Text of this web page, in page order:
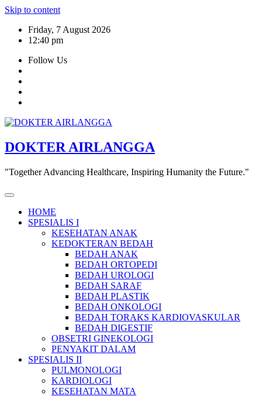
Skip to content
Friday, 7 August 2026
12:40 pm
Follow Us
DOKTER AIRLANGGA
"Together Advancing Healthcare, Inspiring Humanity the Future."
HOME
SPESIALIS I
KESEHATAN ANAK
KEDOKTERAN BEDAH
BEDAH ANAK
BEDAH ORTOPEDI
BEDAH UROLOGI
BEDAH SARAF
BEDAH PLASTIK
BEDAH ONKOLOGI
BEDAH TORAKS KARDIOVASKULAR
BEDAH DIGESTIF
OBSETRI GINEKOLOGI
PENYAKIT DALAM
SPESIALIS II
PULMONOLOGI
KARDIOLOGI
KESEHATAN MATA